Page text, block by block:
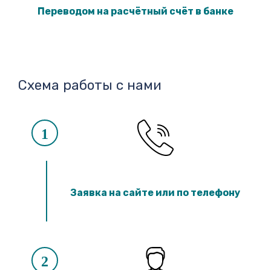
Переводом на расчётный счёт в банке
Схема работы с нами
1
Заявка на сайте или по телефону
2